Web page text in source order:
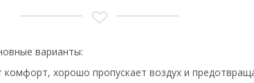
варианты:
хорошо пропускает воздух и